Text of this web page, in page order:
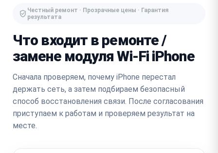
Честный ремонт · Прозрачные цены · Гарантия
результата
Что входит в ремонте /
замене модуля Wi-Fi iPhone
Сначала проверяем, почему iPhone перестал
держать сеть, а затем подбираем безопасный
способ восстановления связи. После согласования
приступаем к работам и проверяем результат на
месте.